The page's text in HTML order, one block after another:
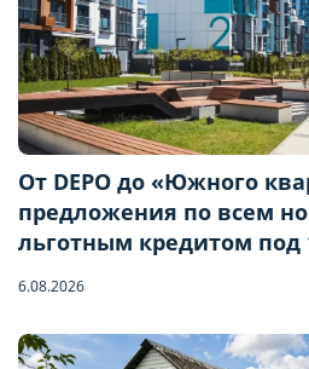
От DEPO до «Южного
предложения по всем
льготным кредитом под
6.08.2026